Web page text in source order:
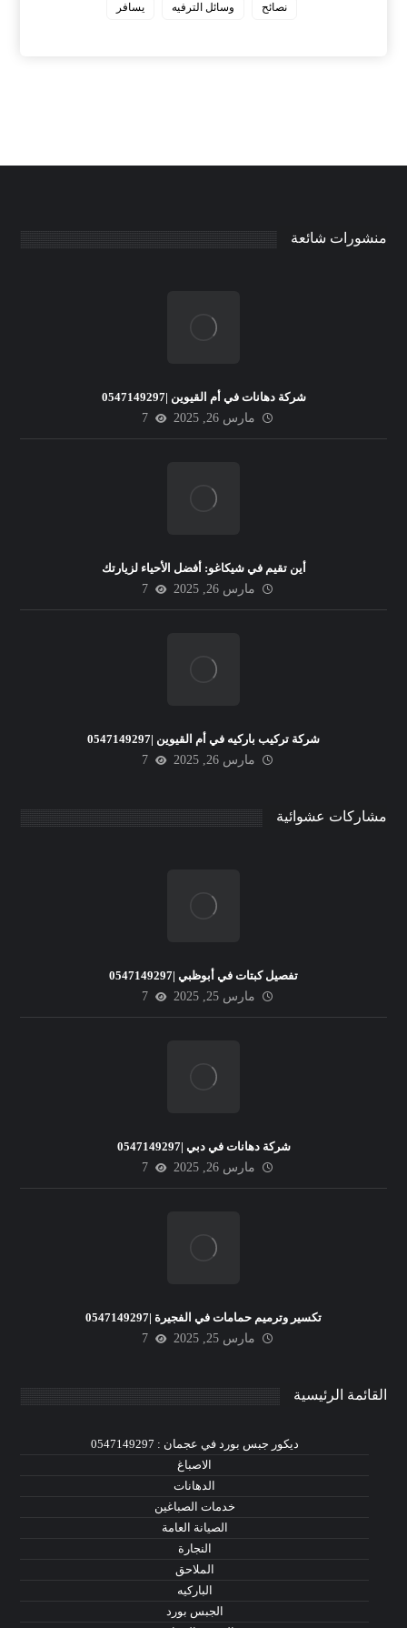
نصائح وسائل الترفيه يسافر
منشورات شائعة
شركة دهانات في أم القيوين |0547149297
مارس 26, 2025
7
أين تقيم في شيكاغو: أفضل الأحياء لزيارتك
مارس 26, 2025
7
شركة تركيب باركيه في أم القيوين |0547149297
مارس 26, 2025
7
مشاركات عشوائية
تفصيل كبتات في أبوظبي |0547149297
مارس 25, 2025
7
شركة دهانات في دبي |0547149297
مارس 26, 2025
7
تكسير وترميم حمامات في الفجيرة |0547149297
مارس 25, 2025
7
القائمة الرئيسية
ديكور جبس بورد في عجمان : 0547149297
الاصباغ
الدهانات
خدمات الصباغين
الصيانة العامة
النجارة
الملاحق
الباركيه
الجبس بورد